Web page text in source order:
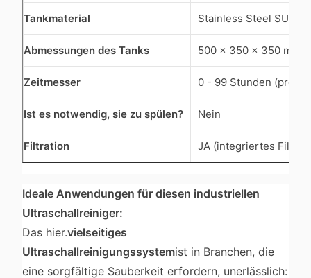
Tankmaterial Stainless Steel SUS
Abmessungen des Tanks 500 x 350 x 350 mm
Zeitmesser 0 - 99 Stunden
Ist es notwendig, sie zu spülen? Nein
Filtration JA (integriertes
Ideale Anwendungen für diesen industriellen
Ultraschallreiniger:
Das hier.vielseitiges
Ultraschallreinigungssystemist in Branchen, die
eine sorgfältige Sauberkeit erfordern, unerlässlich: